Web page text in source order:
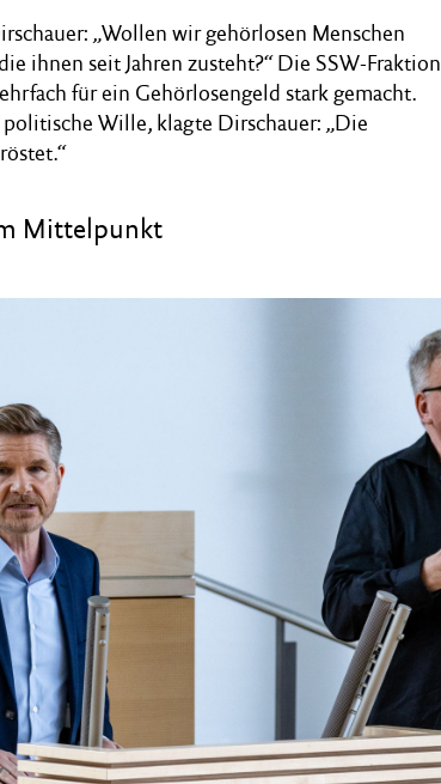
„Wollen wir gehörlosen Menschen
ihnen seit Jahren zusteht?“ Die SSW-Fraktion
für ein Gehörlosengeld stark gemacht.
Wille, klagte Dirschauer: „Die
Mittelpunkt